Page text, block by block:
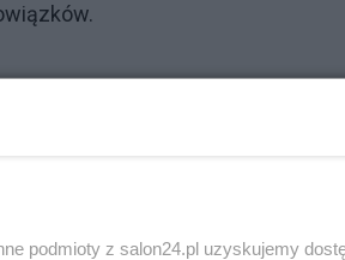
podmioty z salon24.pl uzyskujemy